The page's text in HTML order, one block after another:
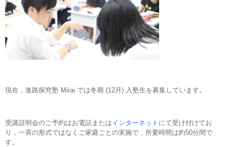
現在，進路探究塾 Mirai では冬期 (12月) 入塾生を募集しています。
受講説明会のご予約はお電話またはインターネット にて受け付けてお
り，一斉の形式ではなくご家庭ごとの実施で，所要時間は約50分間で
す。